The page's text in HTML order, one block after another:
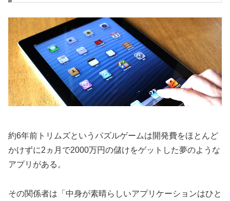
約6年前トリムズというパズルゲームは開発費をほとんど
かけずに2ヵ月で2000万円の儲けをゲットした夢のような
アプリがある。
その関係者は「中身が素晴らしいアプリケーションはひと